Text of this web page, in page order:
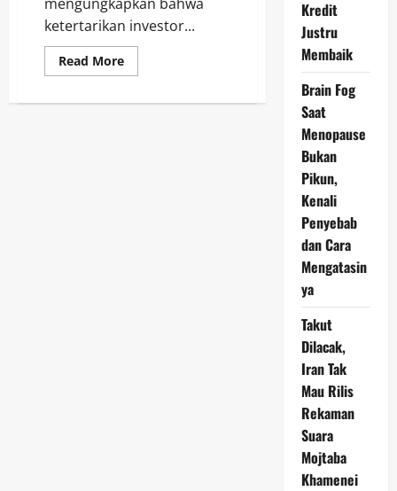
ketertarikan investor...
Read MoreRead
more
PU
Kredit
Justru
Membaik
Brain Fog
Saat
Menopause
Bukan
Pikun,
Kenali
Penyebab
dan Cara
Mengatasin
ya
Takut
Dilacak,
Iran Tak
Mau Rilis
Rekaman
Suara
Mojtaba
Khamenei